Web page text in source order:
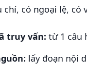
chí, có ngoại lệ, có
truy vấn: từ 1 câu
lấy đoạn nội